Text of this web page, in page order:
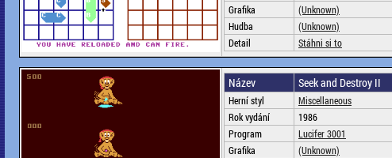
Grafika
(Unknown)
Hudba
(Unknown)
Detail
Stáhni si to
Název Seek and Destroy II
Herní styl
Miscellaneous
Rok vydání
1986
Program
Lucifer 3001
Grafika
(Unknown)